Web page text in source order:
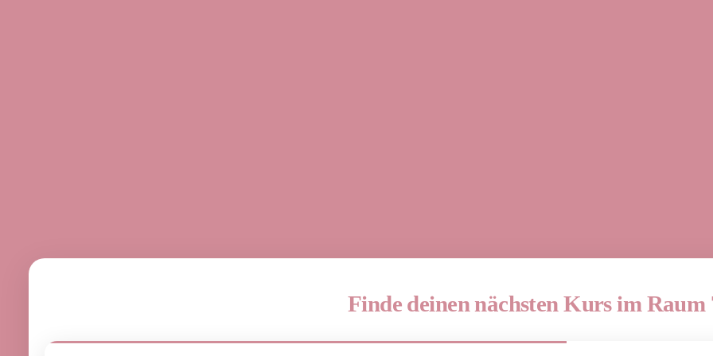
Finde deinen nächsten Kurs im Raum